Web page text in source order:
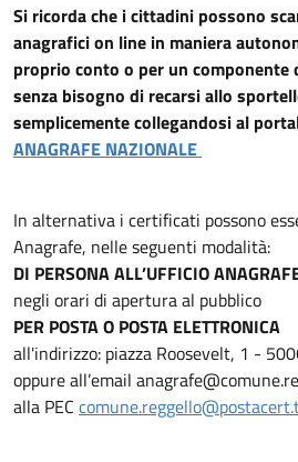
Si ricorda che i cittadini possono
anagrafici on line in maniera
proprio conto o per un componente
senza bisogno di recarsi allo
semplicemente collegandosi al
ANAGRAFE NAZIONALE
In alternativa i certificati possono
Anagrafe, nelle seguenti modalità:
DI PERSONA ALL’UFFICIO
negli orari di apertura al pubblico
PER POSTA O POSTA ELETTRONICA
all'indirizzo: piazza Roosevelt, 1 -
oppure all’email
alla PEC